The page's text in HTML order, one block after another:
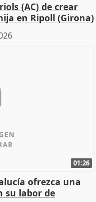
(AC) de crear
en Ripoll (Girona)
01:26
ofrezca una
su labor de